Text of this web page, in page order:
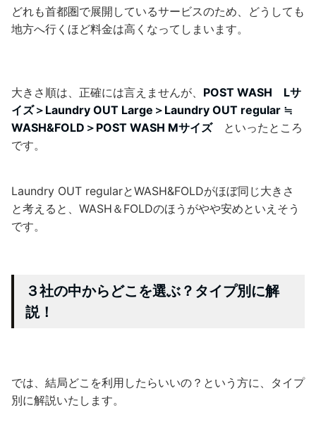
どれも首都圏で展開しているサービスのため、どうしても
地方へ行くほど料金は高くなってしまいます。
大きさ順は、正確には言えませんが、 POST WASH Lサ
イズ＞Laundry OUT Large＞Laundry OUT regular ≒
WASH&FOLD＞POST WASH Mサイズ といったところ
です。
Laundry OUT regularとWASH&FOLDがほぼ同じ大きさ
と考えると、WASH＆FOLDのほうがやや安めといえそう
です。
３社の中からどこを選ぶ？タイプ別に解
説！
では、結局どこを利用したらいいの？という方に、タイプ
別に解説いたします。